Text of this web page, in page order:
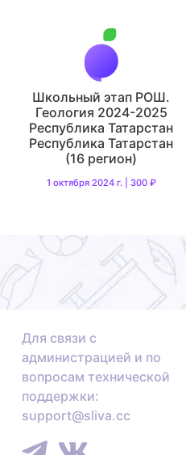
Школьный этап РОШ.
Геология 2024-2025
Республика Татарстан
Республика Татарстан
(16 регион)
1 октября 2024 г. | 300 ₽
Для связи с
администрацией и по
вопросам технической
поддержки:
support@sliva.cc